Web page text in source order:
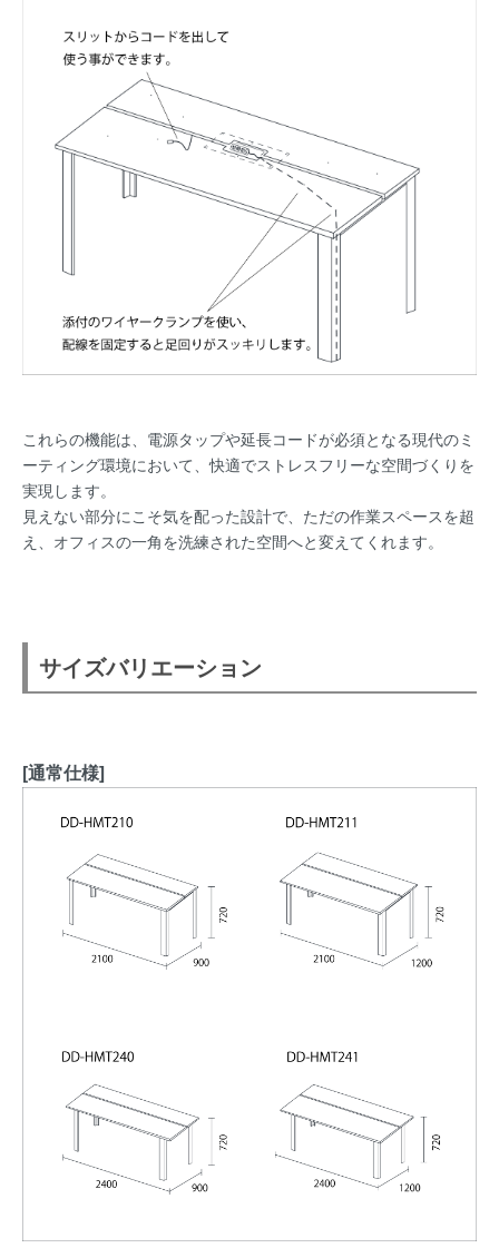
これらの機能は、電源タップや延長コードが必須となる現代のミ
ーティング環境において、快適でストレスフリーな空間づくりを
実現します。
見えない部分にこそ気を配った設計で、ただの作業スペースを超
え、オフィスの一角を洗練された空間へと変えてくれます。
サイズバリエーション
[通常仕様]